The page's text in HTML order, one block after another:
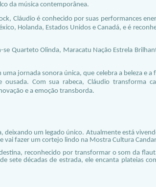
da música contemporânea.
Cláudio é conhecido por suas performances
Holanda, Estados Unidos e Canadá, e é
Quarteto Olinda, Maracatu Nação Estrela
jornada sonora única, que celebra a beleza e
Com sua rabeca, Cláudio transforma
e a emoção transborda.
deixando um legado único. Atualmente está
vai fazer um cortejo lindo na Mostra Cultura
reconhecido por transformar o som da
sete décadas de estrada, ele encanta plateias